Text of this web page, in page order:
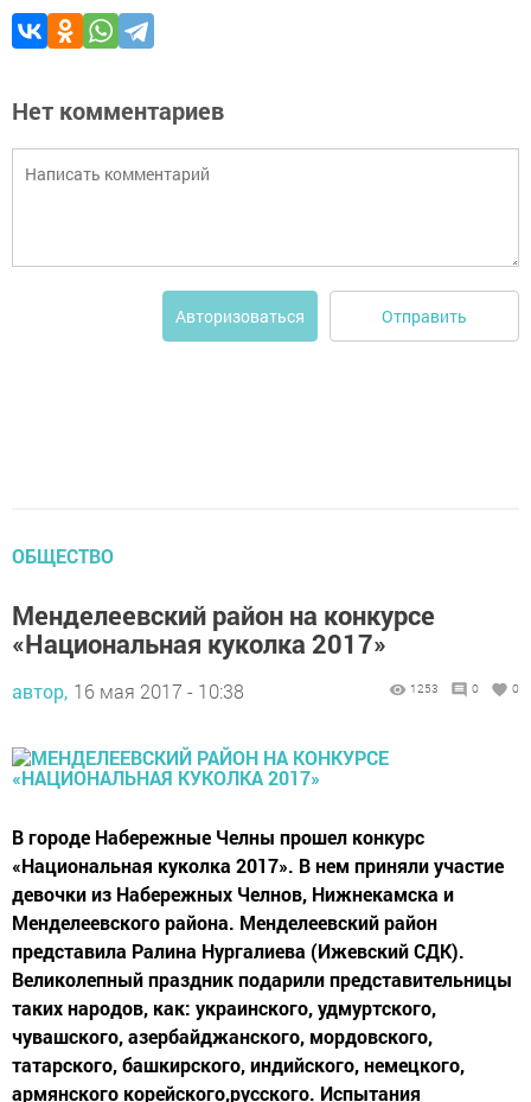
Нет комментариев
Авторизоваться Отправить
ОБЩЕСТВО
Менделеевский район на конкурсе
«Национальная куколка 2017»
автор, 16 мая 2017 - 10:38 1253 0 0
В городе Набережные Челны прошел конкурс
«Национальная куколка 2017». В нем приняли участие
девочки из Набережных Челнов, Нижнекамска и
Менделеевского района. Менделеевский район
представила Ралина Нургалиева (Ижевский СДК).
Великолепный праздник подарили представительницы
таких народов, как: украинского, удмуртского,
чувашского, азербайджанского, мордовского,
татарского, башкирского, индийского, немецкого,
армянского корейского,русского. Испытания